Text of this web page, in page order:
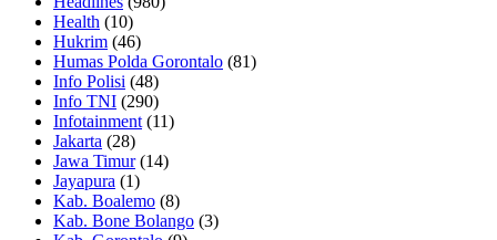
Health (10)
Hukrim (46)
Humas Polda Gorontalo (81)
Info Polisi (48)
Info TNI (290)
Infotainment (11)
Jakarta (28)
Jawa Timur(14)
Jayapura (1)
Kab. Boalemo (8)
Kab. Bone Bolango (3)